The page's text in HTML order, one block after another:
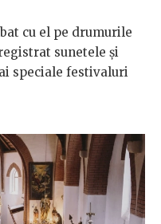
cu el pe drumurile
sunetele și
speciale festivaluri